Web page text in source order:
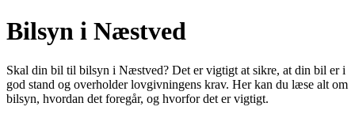
Bilsyn i Næstved
Skal din bil til bilsyn i Næstved? Det er vigtigt at sikre, at din bil er i
god stand og overholder lovgivningens krav. Her kan du læse alt om
bilsyn, hvordan det foregår, og hvorfor det er vigtigt.